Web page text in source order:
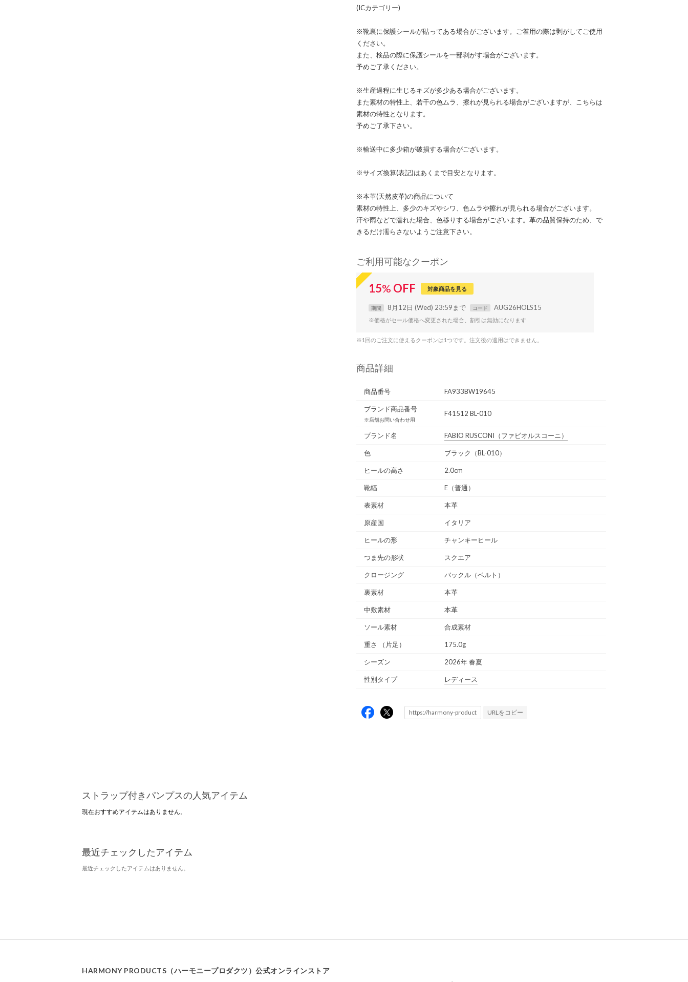
(ICカテゴリー)
※靴裏に保護シールが貼ってある場合がございます。ご着用の際は剥がしてご使用
ください。
また、検品の際に保護シールを一部剥がす場合がございます。
予めご了承ください。
※生産過程に生じるキズが多少ある場合がございます。
また素材の特性上、若干の色ムラ、擦れが見られる場合がございますが、こちらは
素材の特性となります。
予めご了承下さい。
※輸送中に多少箱が破損する場合がございます。
※サイズ換算(表記)はあくまで目安となります。
※本革(天然皮革)の商品について
素材の特性上、多少のキズやシワ、色ムラや擦れが見られる場合がございます。
汗や雨などで濡れた場合、色移りする場合がございます。革の品質保持のため、で
きるだけ濡らさないようご注意下さい。
ご利用可能なクーポン
15% OFF 対象商品を見る
期間 8月12日 (Wed) 23:59まで コード AUG26HOLS15
※価格がセール価格へ変更された場合、割引は無効になります
※1回のご注文に使えるクーポンは1つです。注文後の適用はできません。
商品詳細
商品番号 FA933BW19645
ブランド商品番号
※店舗お問い合わせ用
F41512 BL-010
ブランド名 FABIO RUSCONI （ファビオルスコーニ）
色 ブラック（BL-010）
ヒールの高さ 2.0cm
靴幅 E（普通）
表素材 本革
原産国 イタリア
ヒールの形 チャンキーヒール
つま先の形状 スクエア
クロージング バックル（ベルト）
裏素材 本革
中敷素材 本革
ソール素材 合成素材
重さ （片足） 175.0g
シーズン 2026年 春夏
性別タイプ レディース
URLをコピー
ストラップ付きパンプスの人気アイテム
現在おすすめアイテムはありません。
最近チェックしたアイテム
最近チェックしたアイテムはありません。
HARMONY PRODUCTS（ハーモニープロダクツ）公式オンラインストア